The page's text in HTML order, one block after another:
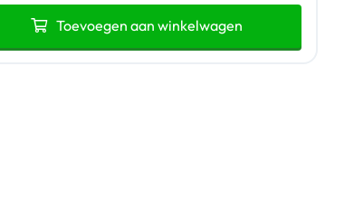
Toevoegen aan winkelwagen